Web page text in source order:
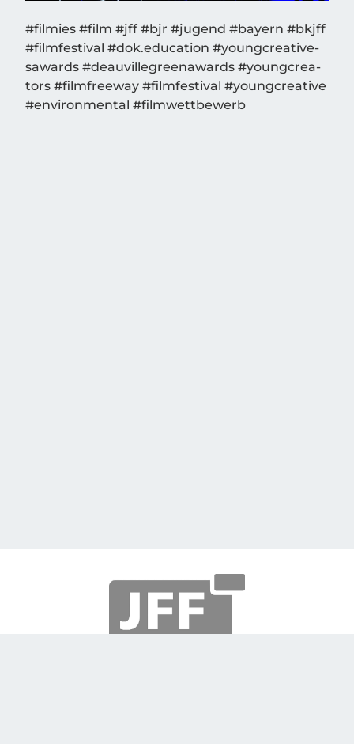
#fil­mies #film #jff #bjr #jugend #bay­ern #bkjff
#film­fes­ti­val #dok.education #young­crea­ti­ve­
sa­wards #deau­vil­le­greena­wards #young­crea­
tors #film­free­way #film­fes­ti­val #young­crea­ti­ve
#envi­ron­men­tal #film­wett­be­werb